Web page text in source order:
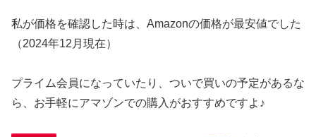
私が価格を確認した時は、Amazonの価格が最安値でした
（2024年12月現在）
プライム会員になっていたり、ついで買いの予定があるな
ら、お手軽にアマゾンでの購入がおすすめですよ♪